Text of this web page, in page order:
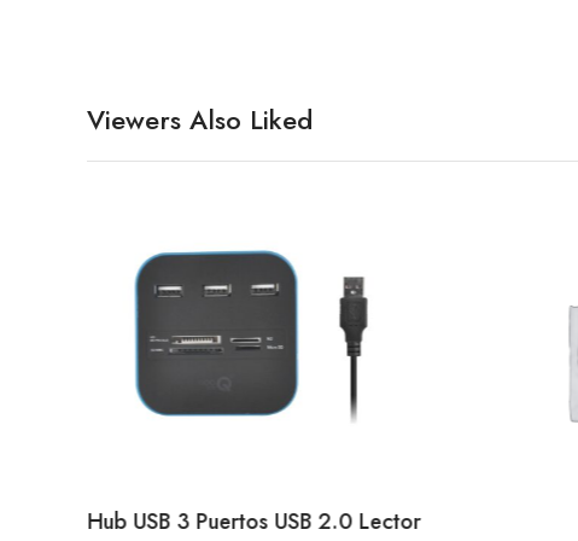
Viewers Also Liked
Hub USB 3 Puertos USB 2.0 Lector